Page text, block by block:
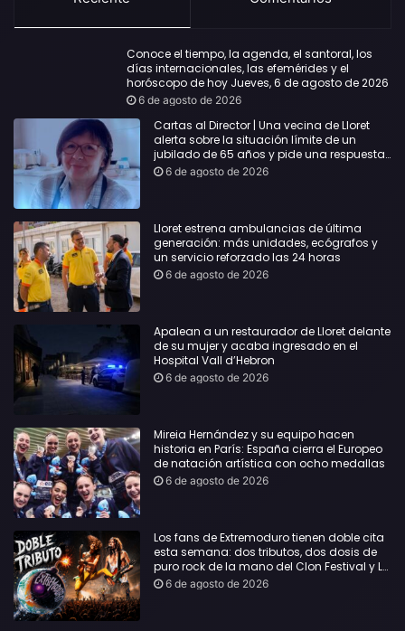
Conoce el tiempo, la agenda, el santoral, los
días internacionales, las efemérides y el
horóscopo de hoy Jueves, 6 de agosto de 2026
6 de agosto de 2026
Cartas al Director | Una vecina de Lloret
alerta sobre la situación límite de un
jubilado de 65 años y pide una respuesta
urgente
6 de agosto de 2026
Lloret estrena ambulancias de última
generación: más unidades, ecógrafos y
un servicio reforzado las 24 horas
6 de agosto de 2026
Apalean a un restaurador de Lloret delante
de su mujer y acaba ingresado en el
Hospital Vall d’Hebron
6 de agosto de 2026
Mireia Hernández y su equipo hacen
historia en París: España cierra el Europeo
de natación artística con ocho medallas
6 de agosto de 2026
Los fans de Extremoduro tienen doble cita
esta semana: dos tributos, dos dosis de
puro rock de la mano del Clon Festival y La
Jarana
6 de agosto de 2026